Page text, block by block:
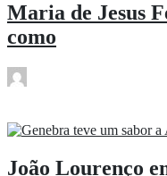
Maria de Jesus
como
João Lourenço